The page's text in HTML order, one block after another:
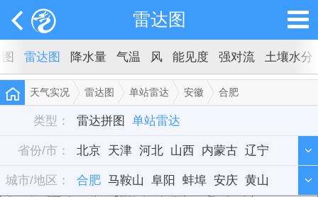
雷达图
雷达图 降水量 气温 风 能见度 强对流 土壤水分
天气实况 雷达图 单站雷达 安徽 合肥
类型： 雷达拼图 单站雷达
省份/市： 北京 天津 河北 山西 内蒙古 辽宁
吉林 黑龙江 上海 江苏 浙江 安徽
城市/地区： 合肥 马鞍山 阜阳 蚌埠 安庆 黄山